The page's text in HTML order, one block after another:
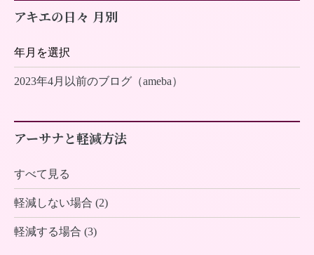
アキエの日々 月別
2023年4月以前のブログ（ameba）
アーサナと軽減方法
すべて見る
軽減しない場合 (2)
軽減する場合 (3)